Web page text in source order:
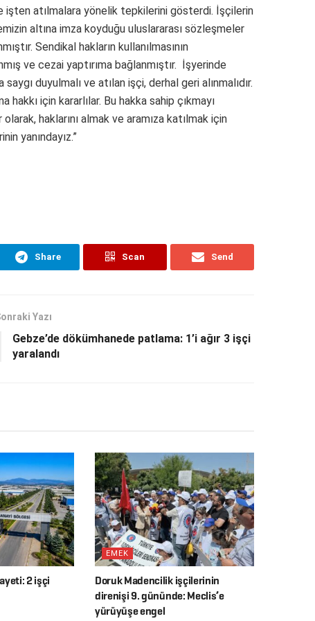
işten atılmalara yönelik tepkilerini gösterdi. İşçilerin
altına imza koyduğu uluslararası sözleşmeler
Sendikal hakların kullanılmasının
ve cezai yaptırıma bağlanmıştır. İşyerinde
duyulmalı ve atılan işçi, derhal geri alınmalıdır.
için kararlılar. Bu hakka sahip çıkmayı
haklarını almak ve aramıza katılmak için
yanındayız.”
Share Scan Send
Yazı
Gebze’de dökümhanede patlama: 1’i ağır 3 işçi
yaralandı
2 işçi
EMEK
Doruk Madencilik işçilerinin
direnişi 9. gününde: Meclis’e
yürüyüşe engel